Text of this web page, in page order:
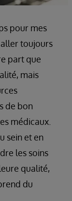
pour mes
toujours
part que
mais
de bon
médicaux.
sein et en
les soins
qualité,
du